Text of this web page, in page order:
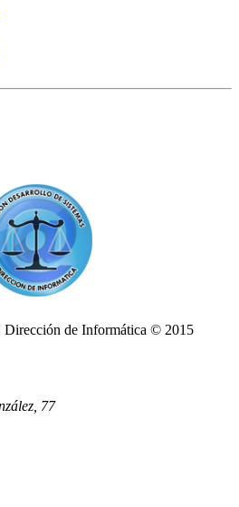
Dirección de Informática © 2015
77